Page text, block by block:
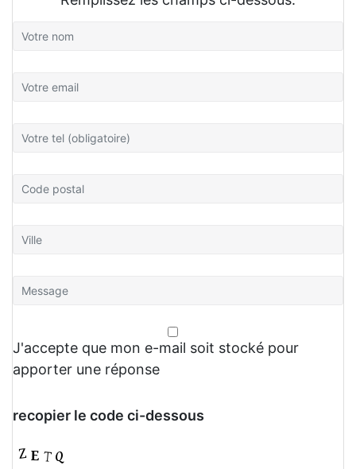
J'accepte que mon e-mail soit stocké pour
apporter une réponse
recopier le code ci-dessous